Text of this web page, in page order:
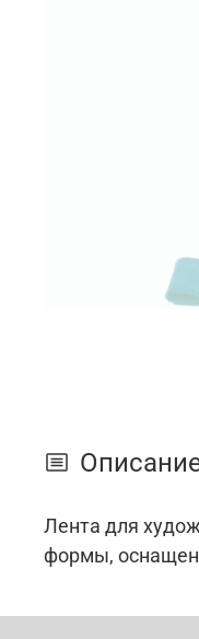
Лента для
формы,